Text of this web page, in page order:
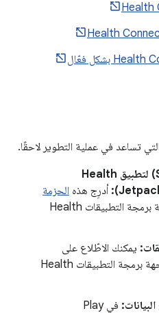
تساعد في عملية التطوير لاحقًا.
حزمة تطوير البرامج (SDK) لتطبيق Health
أدرِج هذه الحزمة
في تطبيقك لاستخدام واجهة برمجة التطبيقات Health
يمكنك الاطّلاع على
الخاص بواجهة برمجة التطبيقات Health
في Play